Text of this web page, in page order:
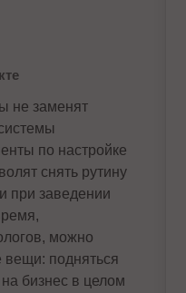
не заменят
по настройке
снять рутину
при заведении
можно
вещи: подняться
на бизнес в целом